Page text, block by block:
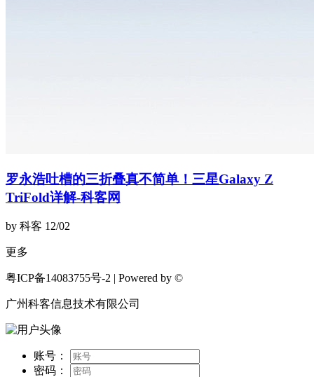
罗永浩吐槽的三折叠真不简单！三星Galaxy Z
TriFold详解-科客网
by 科客 12/02
更多
粤ICP备14083755号-2 | Powered by ©
广州科客信息技术有限公司
账号：
密码：